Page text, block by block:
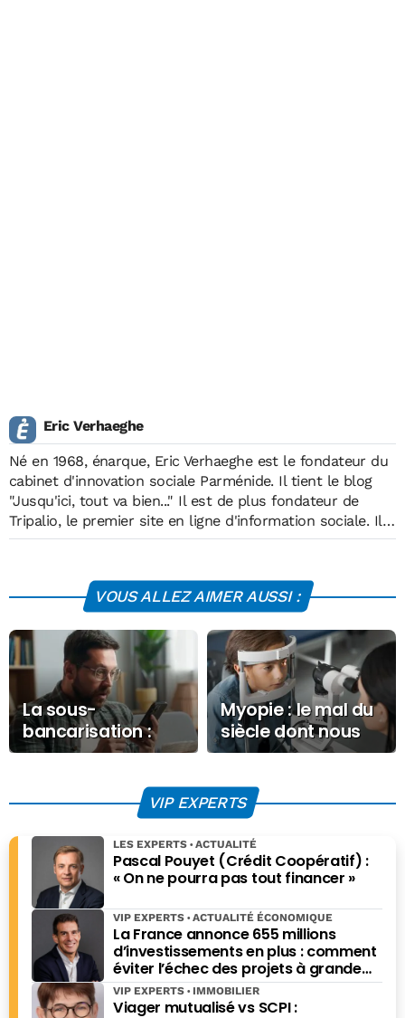
Eric Verhaeghe
Né en 1968, énarque, Eric Verhaeghe est le fondateur du
cabinet d'innovation sociale Parménide. Il tient le blog
"Jusqu'ici, tout va bien..." Il est de plus fondateur de
Tripalio, le premier site en ligne d'information sociale. Il
est également l'auteur d'ouvrages dont" Jusqu'ici tout
VOUS ALLEZ AIMER AUSSI :
La sous-
bancarisation :
l’inclusion devient
collectif
Myopie : le mal du
siècle dont nous
refusons encore
VIP EXPERTS
Pascal Pouyet (Crédit Coopératif) :
« On ne pourra pas tout financer »
LES EXPERTS ACTUALITÉ
La France annonce 655 millions
d’investissements en plus : comment
éviter l’échec des projets à grande
échelle ?
VIP EXPERTS ACTUALITÉ ÉCONOMIQUE
Viager mutualisé vs SCPI :
VIP EXPERTS IMMOBILIER